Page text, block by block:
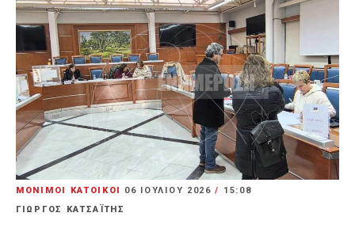
ΜΟΝΙΜΟΙ ΚΑΤΟΙΚΟΙ 06 ΙΟΥΛΊΟΥ 2026/ 15:08
ΓΙΩΡΓΟΣ ΚΑΤΣΑΪΤΗΣ